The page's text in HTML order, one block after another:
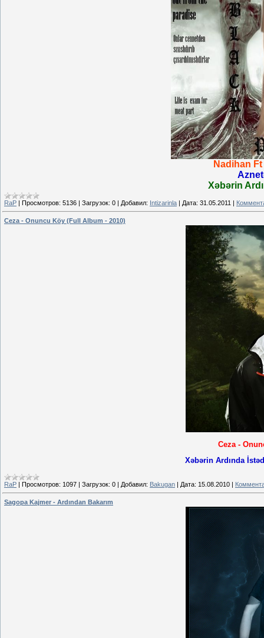
Nadihan
Xəbərin
RaP | Просмотров: 5136 | Загрузок: 0 | Добавил: Intizarinla | Дата: 31.05.2011 |
Ceza - Onuncu Köy (Full Album - 2010)
Ceza -
Xəbərin Ardında
RaP | Просмотров: 1097 | Загрузок: 0 | Добавил: Bakugan | Дата: 15.08.2010 |
Sagopa Kajmer - Ardından Bakarım